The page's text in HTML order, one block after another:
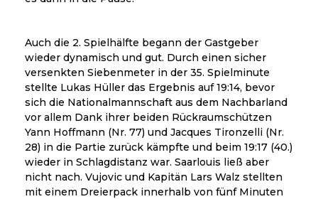
Auch die 2. Spielhälfte begann der Gastgeber
wieder dynamisch und gut. Durch einen sicher
versenkten Siebenmeter in der 35. Spielminute
stellte Lukas Hüller das Ergebnis auf 19:14, bevor
sich die Nationalmannschaft aus dem Nachbarland
vor allem Dank ihrer beiden Rückraumschützen
Yann Hoffmann (Nr. 77) und Jacques Tironzelli (Nr.
28) in die Partie zurück kämpfte und beim 19:17 (40.)
wieder in Schlagdistanz war. Saarlouis ließ aber
nicht nach. Vujovic und Kapitän Lars Walz stellten
mit einem Dreierpack innerhalb von fünf Minuten